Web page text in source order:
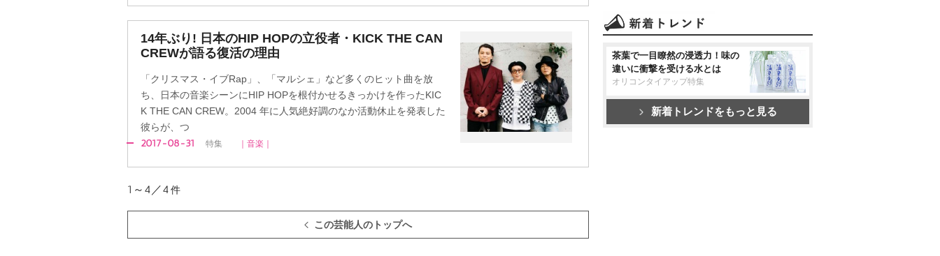
14年ぶり! 日本のHIP HOPの立役者・KICK THE CAN
CREWが語る復活の理由
「クリスマス・イブRap」、「マルシェ」など多くのヒット曲を放
ち、日本の音楽シーンにHIP HOPを根付かせるきっかけを作ったKIC
K THE CAN CREW。2004 年に人気絶好調のなか活動休止を発表した
彼らが、つ
2017-08-31 特集 ｜音楽｜
1～4／4件
この芸能人のトップへ
茶葉で一目瞭然の浸透力！味の
違いに衝撃を受ける水とは
オリコンタイアップ特集
新着トレンドをもっと見る